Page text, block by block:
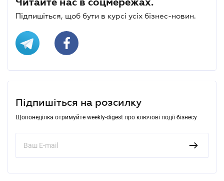
Підпишіться, щоб бути в курсі усіх бізнес-новин.
Підпишіться на розсилку
Щопонеділка отримуйте weekly-digest про ключові події бізнесу